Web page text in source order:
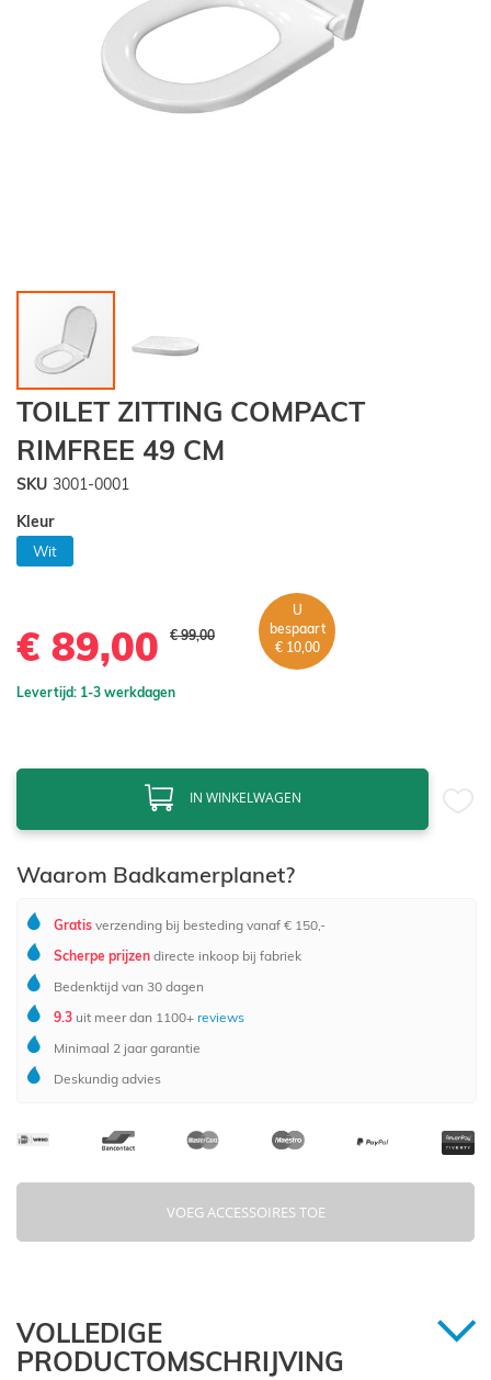
Ga
naar
het
begin
van
afbeeldingen-
gallerij
TOILET ZITTING COMPACT
RIMFREE 49 CM
SKU 3001-0001
Kleur
Wit
€ 89,00 € 99,00
U
bespaart
€ 10,00
Levertijd: 1-3 werkdagen
IN WINKELWAGEN
Waarom Badkamerplanet?
Gratis verzending bij besteding vanaf € 150,-
Scherpe prijzen directe inkoop bij fabriek
Bedenktijd van 30 dagen
9.3 uit meer dan 1100+ reviews
Minimaal 2 jaar garantie
Deskundig advies
VOEG ACCESSOIRES TOE
VOLLEDIGE
PRODUCTOMSCHRIJVING